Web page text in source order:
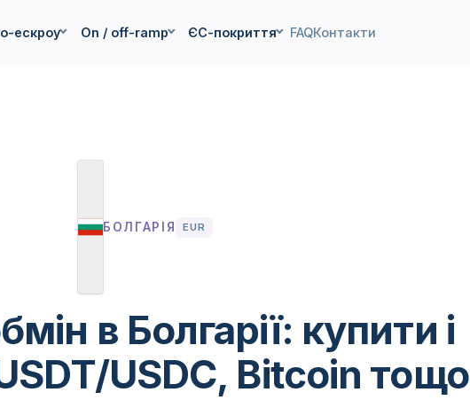
ескроу On / off-ramp ЄС-покриття FAQКонтакти
БОЛГАРІЯ EUR
в Болгарії: купити і
USDC, Bitcoin тощо